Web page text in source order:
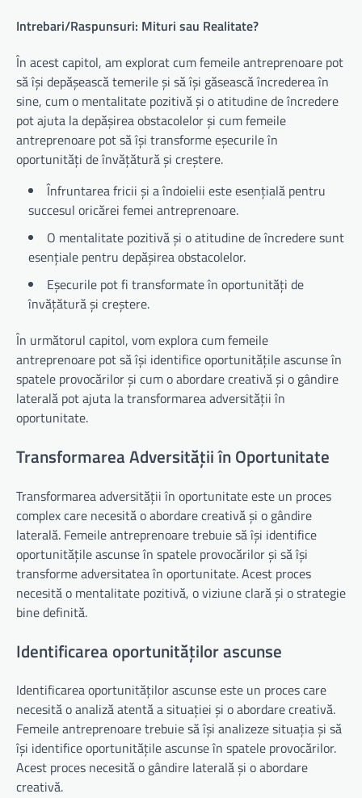
Intrebari/Raspunsuri: Mituri sau Realitate?
În acest capitol, am explorat cum femeile antreprenoare pot
să își depășească temerile și să își găsească încrederea în
sine, cum o mentalitate pozitivă și o atitudine de încredere
pot ajuta la depășirea obstacolelor și cum femeile
antreprenoare pot să își transforme eșecurile în
oportunități de învățătură și creștere.
Înfruntarea fricii și a îndoielii este esențială pentru
succesul oricărei femei antreprenoare.
O mentalitate pozitivă și o atitudine de încredere sunt
esențiale pentru depășirea obstacolelor.
Eșecurile pot fi transformate în oportunități de
învățătură și creștere.
În următorul capitol, vom explora cum femeile
antreprenoare pot să își identifice oportunitățile ascunse în
spatele provocărilor și cum o abordare creativă și o gândire
laterală pot ajuta la transformarea adversității în
oportunitate.
Transformarea Adversității în Oportunitate
Transformarea adversității în oportunitate este un proces
complex care necesită o abordare creativă și o gândire
laterală. Femeile antreprenoare trebuie să își identifice
oportunitățile ascunse în spatele provocărilor și să își
transforme adversitatea în oportunitate. Acest proces
necesită o mentalitate pozitivă, o viziune clară și o strategie
bine definită.
Identificarea oportunităților ascunse
Identificarea oportunităților ascunse este un proces care
necesită o analiză atentă a situației și o abordare creativă.
Femeile antreprenoare trebuie să își analizeze situația și să
își identifice oportunitățile ascunse în spatele provocărilor.
Acest proces necesită o gândire laterală și o abordare
creativă.